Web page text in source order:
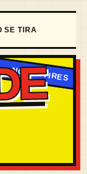
SE TIRA